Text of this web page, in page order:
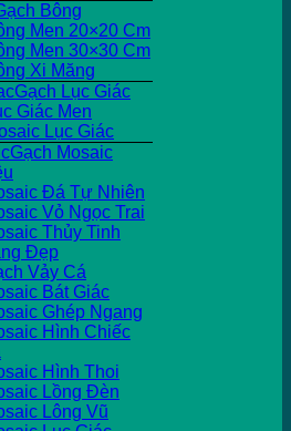
Bông
Men 20×20 Cm
Men 30×30 Cm
Xi Măng
Gạch Lục Giác
Giác Men
Lục Giác
Gạch Mosaic
Đá Tự Nhiên
Vỏ Ngọc Trai
Thủy Tinh
Đẹp
Vảy Cá
Bát Giác
Ghép Ngang
Hình Chiếc
Hình Thoi
Lồng Đèn
Lông Vũ